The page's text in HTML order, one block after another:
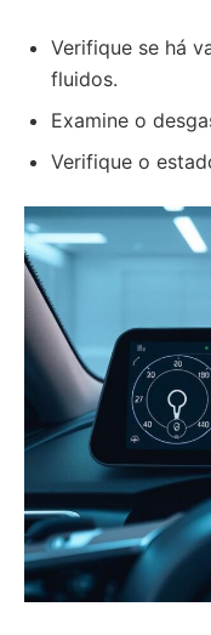
Verifique se há
fluidos.
Examine o
Verifique o